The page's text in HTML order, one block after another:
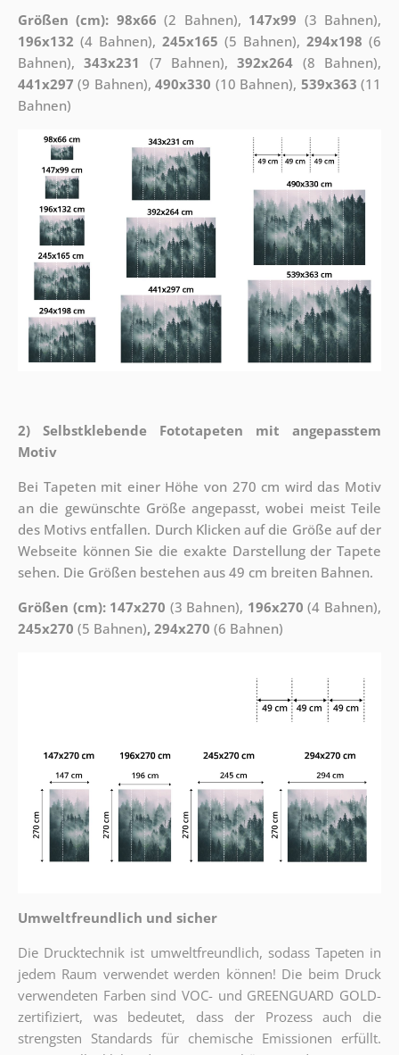
Größen (cm): 98x66 (2 Bahnen), 147x99 (3 Bahnen),
196x132 (4 Bahnen), 245x165 (5 Bahnen),294x198 (6
Bahnen),343x231 (7 Bahnen),392x264 (8 Bahnen),
441x297 (9 Bahnen),490x330 (10 Bahnen), 539x363 (11
Bahnen)
2) Selbstklebende Fototapeten mit angepasstem
Motiv
Bei Tapeten mit einer Höhe von 270 cm wird das Motiv
an die gewünschte Größe angepasst, wobei meist Teile
des Motivs entfallen. Durch Klicken auf die Größe auf der
Webseite können Sie die exakte Darstellung der Tapete
sehen. Die Größen bestehen aus 49 cm breiten Bahnen.
Größen (cm): 147x270 (3 Bahnen), 196x270 (4 Bahnen),
245x270 (5 Bahnen), 294x270 (6 Bahnen)
Umweltfreundlich und sicher
Die Drucktechnik ist umweltfreundlich, sodass Tapeten in
jedem Raum verwendet werden können! Die beim Druck
verwendeten Farben sind VOC- und GREENGUARD GOLD-
zertifiziert, was bedeutet, dass der Prozess auch die
strengsten Standards für chemische Emissionen erfüllt.